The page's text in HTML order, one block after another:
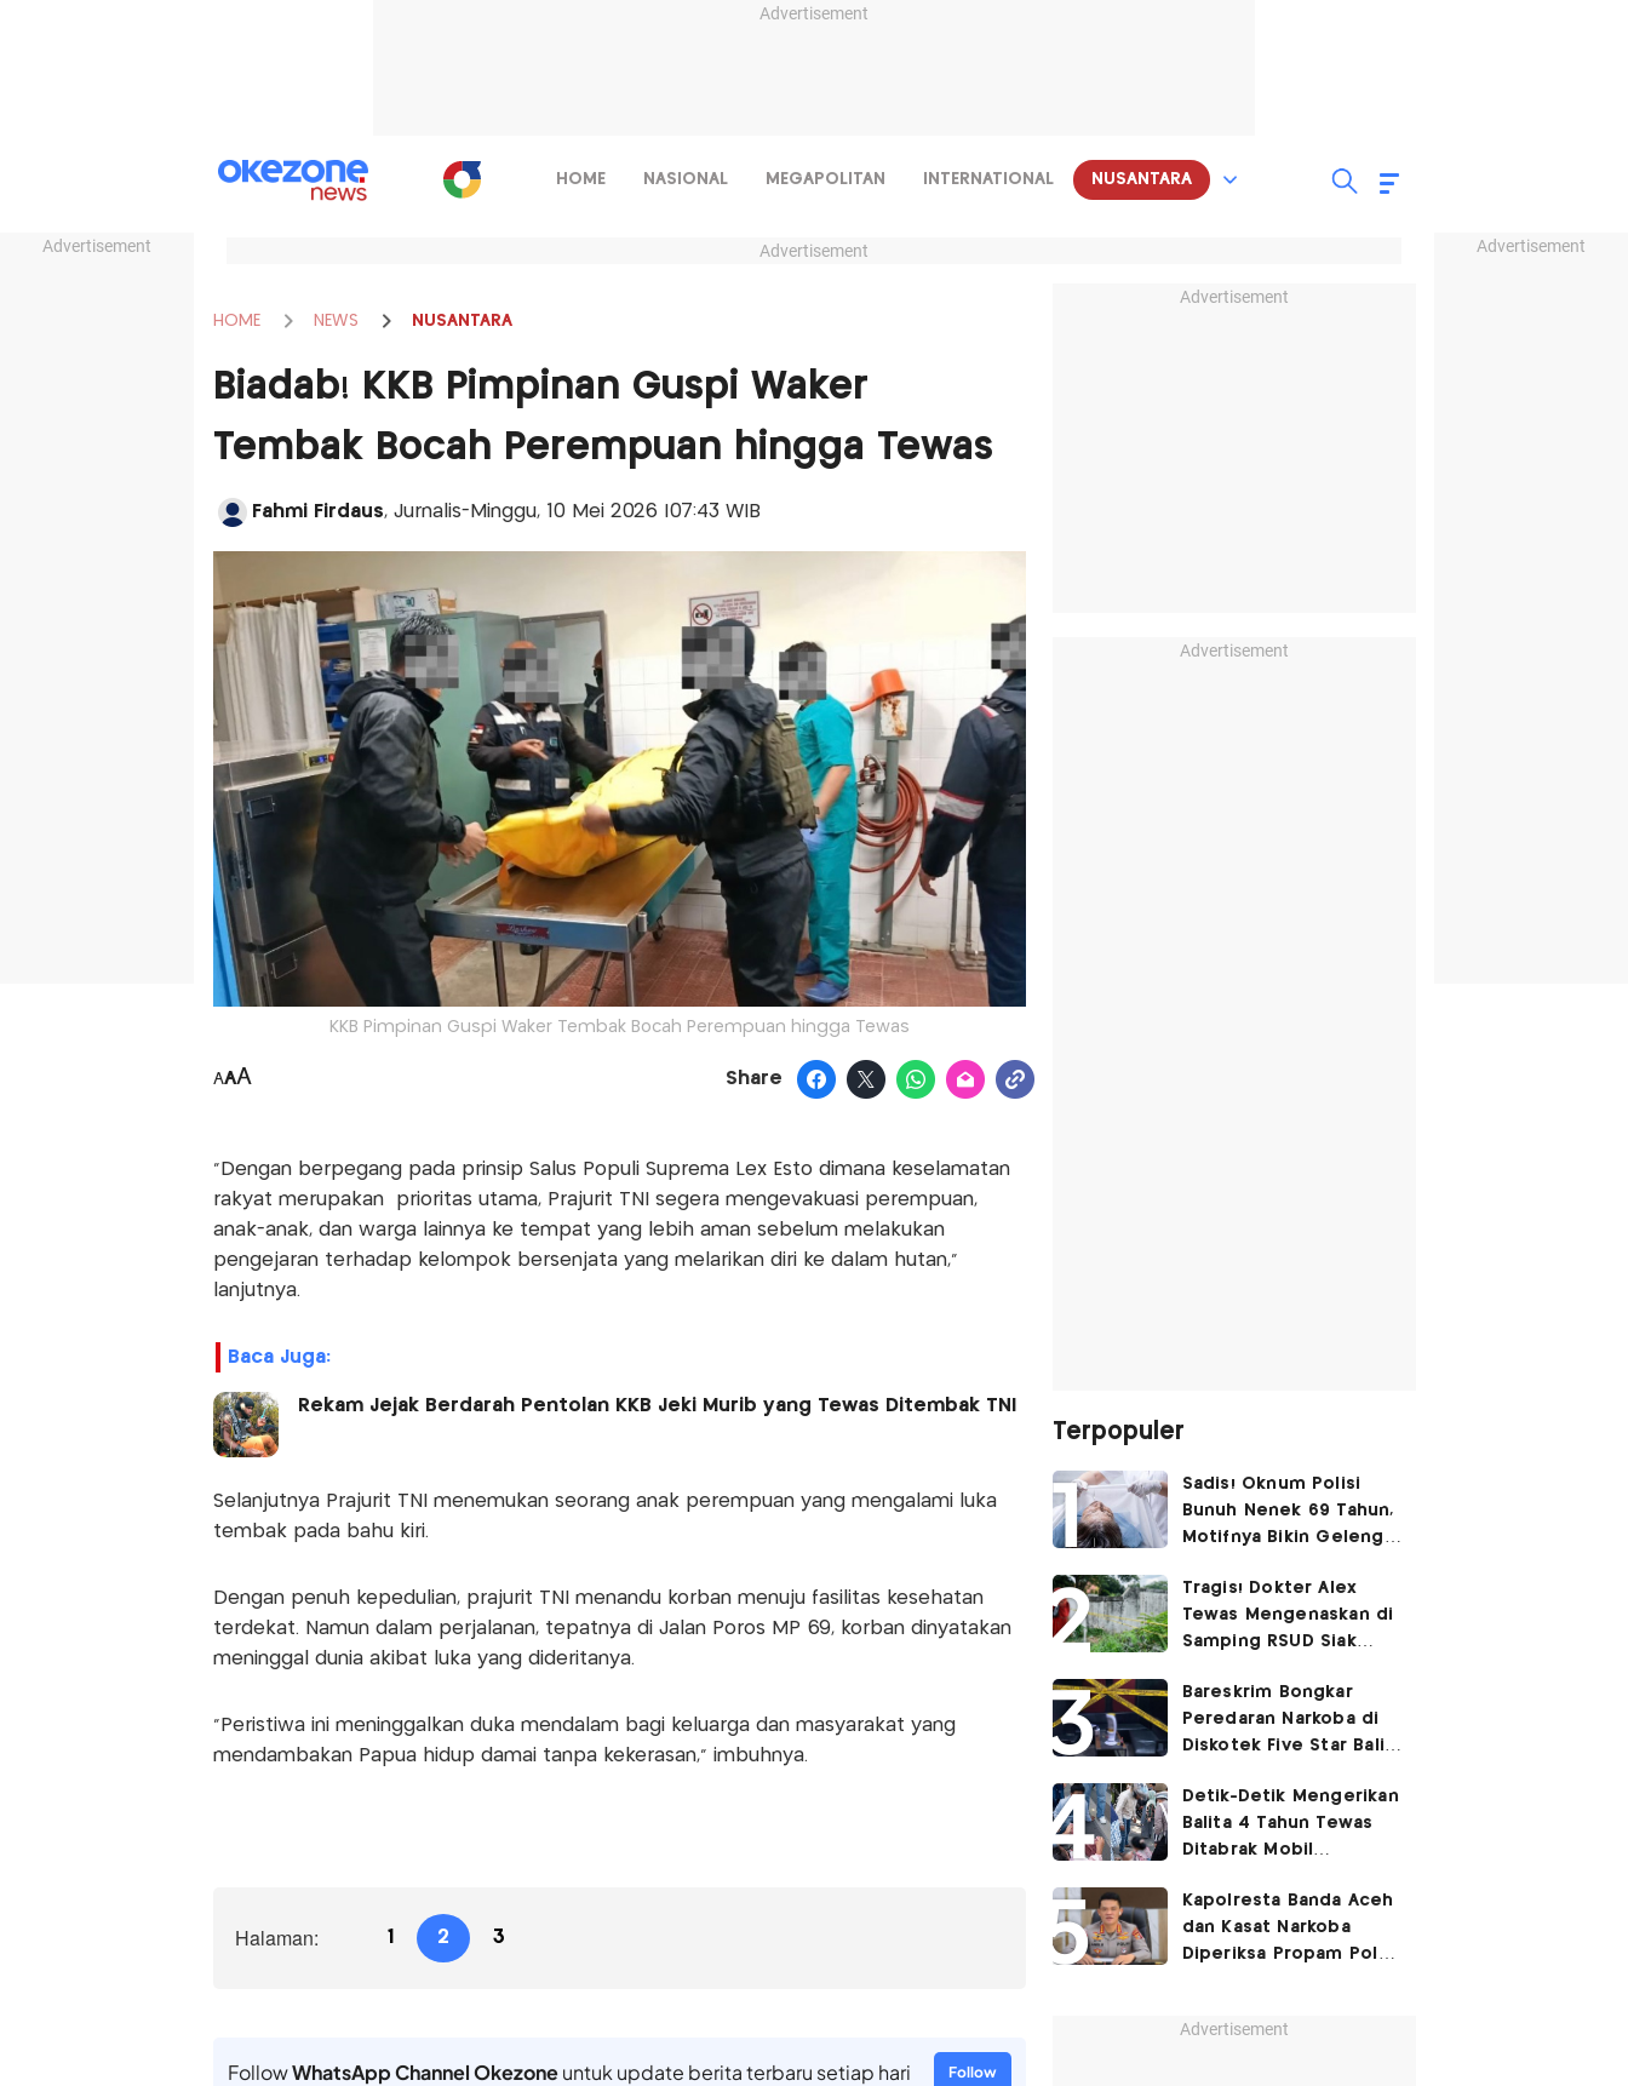
Advertisement
Advertisement Advertisement
HOME NASIONAL MEGAPOLITAN INTERNATIONAL NUSANTARA
Advertisement
HOME NEWS NUSANTARA
Biadab! KKB Pimpinan Guspi Waker
Tembak Bocah Perempuan hingga Tewas
Fahmi Firdaus, Jurnalis-Minggu, 10 Mei 2026 |07:43 WIB
KKB Pimpinan Guspi Waker Tembak Bocah Perempuan hingga Tewas
AAA Share
“Dengan berpegang pada prinsip Salus Populi Suprema Lex Esto dimana keselamatan
rakyat merupakan prioritas utama, Prajurit TNI segera mengevakuasi perempuan,
anak-anak, dan warga lainnya ke tempat yang lebih aman sebelum melakukan
pengejaran terhadap kelompok bersenjata yang melarikan diri ke dalam hutan,”
lanjutnya.
Baca Juga:
Rekam Jejak Berdarah Pentolan KKB Jeki Murib yang Tewas Ditembak TNI
Selanjutnya Prajurit TNI menemukan seorang anak perempuan yang mengalami luka
tembak pada bahu kiri.
Dengan penuh kepedulian, prajurit TNI menandu korban menuju fasilitas kesehatan
terdekat. Namun dalam perjalanan, tepatnya di Jalan Poros MP 69, korban dinyatakan
meninggal dunia akibat luka yang dideritanya.
“Peristiwa ini meninggalkan duka mendalam bagi keluarga dan masyarakat yang
mendambakan Papua hidup damai tanpa kekerasan,” imbuhnya.
Halaman: 1 2 3
FollowWhatsApp Channel Okezoneuntuk update berita terbaru setiap hari Follow
Advertisement
Advertisement
Terpopuler
Sadis! Oknum Polisi
Bunuh Nenek 69 Tahun,
Motifnya Bikin Geleng
Tragis! Dokter Alex
Tewas Mengenaskan di
Samping RSUD Siak
Rocuronium
Bareskrim Bongkar
Peredaran Narkoba di
Diskotek Five Star Bali,
Detik-Detik Mengerikan
Balita 4 Tahun Tewas
Ditabrak Mobil
Kapolresta Banda Aceh
dan Kasat Narkoba
Diperiksa Propam Polri,
Advertisement